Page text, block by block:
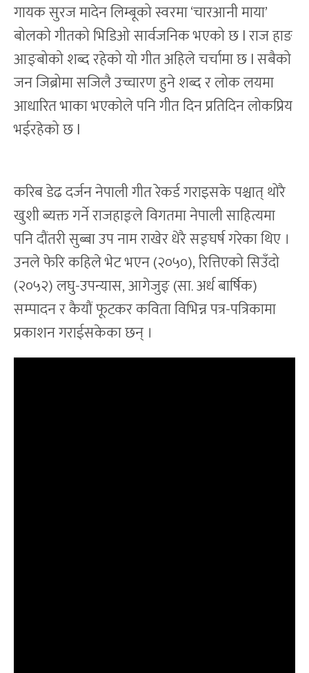
गायक सुरज मादेन लिम्बूको स्वरमा ‘चारआनी माया’
बोलको गीतको भिडिओ सार्वजनिक भएको छ l राज हाङ
आङ्बोको शब्द रहेको यो गीत अहिले चर्चामा छ l सबैको
जन जिब्रोमा सजिलै उच्चारण हुने शब्द र लोक लयमा
आधारित भाका भएकोले पनि गीत दिन प्रतिदिन लोकप्रिय
भईरहेको छ l
करिब डेढ दर्जन नेपाली गीत रेकर्ड गराइसके पश्चात् थोरै
खुशी ब्यक्त गर्ने राजहाङ्ले विगतमा नेपाली साहित्यमा
पनि दौंतरी सुब्बा उप नाम राखेर धेरै सङ्घर्ष गरेका थिए ।
उनले फेरि कहिले भेट भएन (२०५०), रित्तिएको सिउँदो
(२०५२) लघु-उपन्यास, आगेजुङ् (सा. अर्ध बार्षिक)
सम्पादन र कैयौं फूटकर कविता विभिन्न पत्र-पत्रिकामा
प्रकाशन गराईसकेका छन् ।